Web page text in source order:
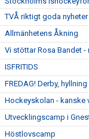
TVÅ riktigt goda
Allmänhetens Åkning
Vi stöttar Rosa Bandet -
ISFRITIDS
FREDAG! Derby,
Hockeyskolan - kanske
Utvecklingscamp i
Höstlovscamp